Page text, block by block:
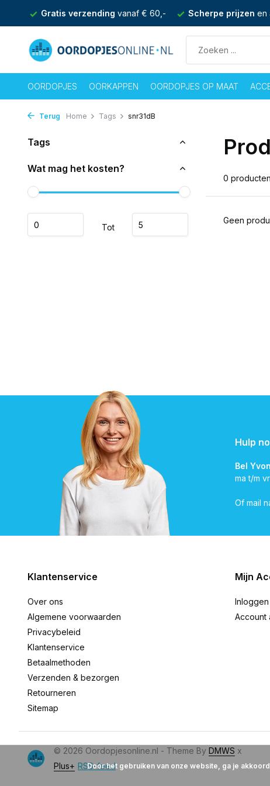
Gratis verzending vanaf € 60,- Scherpe prijzen en
OORDOPJES OORKAPPEN OORDOPJES OP MAAT
Terug Home Tags snr31dB
Tags
Wat mag het kosten?
Tot
0 producten
Geen
Hulp
Bel
ma t/m
Of mail
Klantenservice
Over ons
Algemene voorwaarden
Privacybeleid
Klantenservice
Betaalmethoden
Verzenden & bezorgen
Retourneren
Sitemap
Mijn
Inloggen
Account
© 2026 Oordopjesonline.nl - Theme By DMWS x
Plus+ RSS-feed
Door het gebruiken van onze website, ga je